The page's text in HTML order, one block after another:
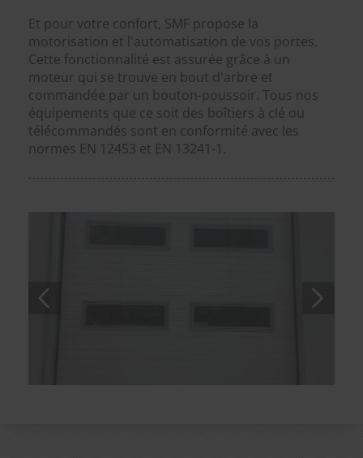
Et pour votre confort, SMF propose la
motorisation et l'automatisation de vos portes.
Cette fonctionnalité est assurée grâce à un
moteur qui se trouve en bout d'arbre et
commandée par un bouton-poussoir. Tous nos
équipements que ce soit des boîtiers à clé ou
télécommandés sont en conformité avec les
normes EN 12453 et EN 13241-1.